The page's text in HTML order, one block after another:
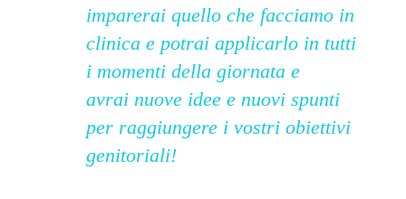
imparerai quello che facciamo in
clinica e potrai applicarlo in tutti
i momenti della giornata e
avrai nuove idee e nuovi spunti
per raggiungere i vostri obiettivi
genitoriali!